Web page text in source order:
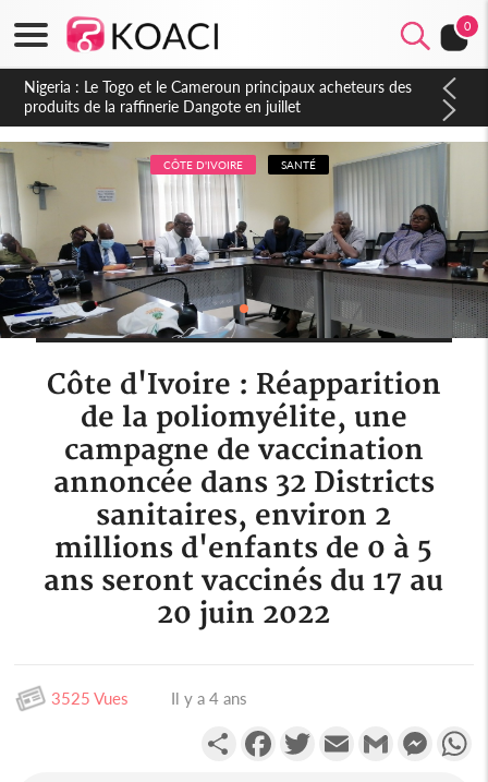
0
Nigeria : Le Togo et le Cameroun principaux acheteurs des
produits de la raffinerie Dangote en juillet
CÔTE D'IVOIRE SANTÉ
Côte d'Ivoire : Réapparition
de la poliomyélite, une
campagne de vaccination
annoncée dans 32 Districts
sanitaires, environ 2
millions d'enfants de 0 à 5
ans seront vaccinés du 17 au
20 juin 2022
3525 Vues Il y a 4 ans
PartagerFacebookTwitterEmail Gmail